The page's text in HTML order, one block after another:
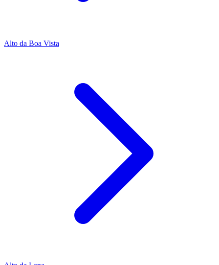
Alto da Boa Vista